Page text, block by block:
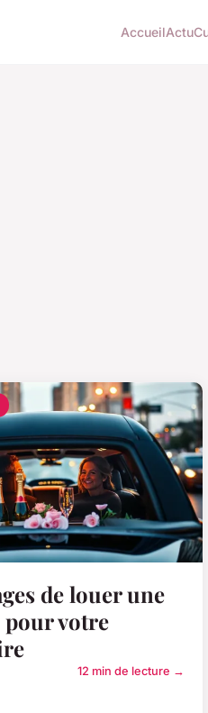
AccueilActu
de louer une
votre
12 min de lecture →